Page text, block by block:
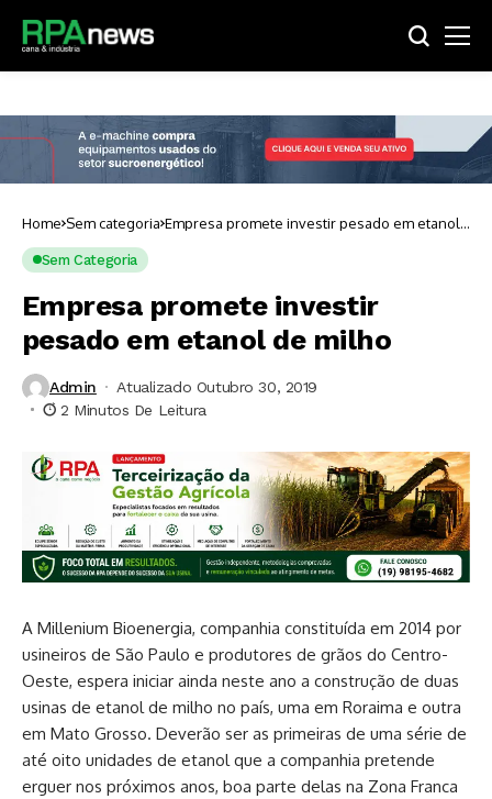
Home Sem categoria Empresa promete investir pesado em etanol
de milho
Sem Categoria
Empresa promete investir
pesado em etanol de milho
Admin
Atualizado Outubro 30, 2019
2 Minutos De Leitura
A Millenium Bioenergia, companhia constituída em 2014 por
usineiros de São Paulo e produtores de grãos do Centro-
Oeste, espera iniciar ainda neste ano a construção de duas
usinas de etanol de milho no país, uma em Roraima e outra
em Mato Grosso. Deverão ser as primeiras de uma série de
até oito unidades de etanol que a companhia pretende
erguer nos próximos anos, boa parte delas na Zona Franca